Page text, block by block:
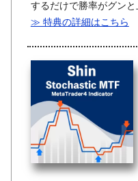
するだけで勝率がグンと
≫ 特典の詳細はこちら